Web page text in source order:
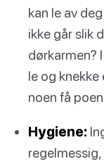
kan le av
ikke går slik
dørkarmen?
le og knekke
noen få
Hygiene: